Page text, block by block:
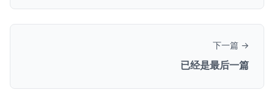
下一篇 →
已经是最后一篇